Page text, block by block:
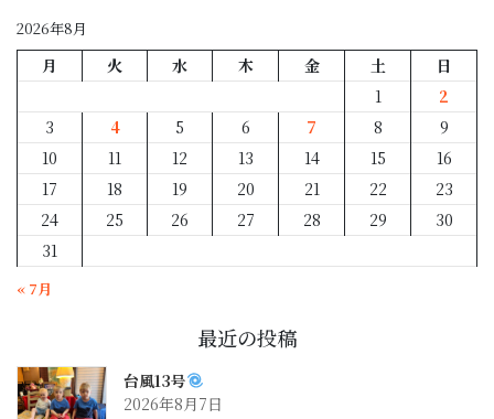
2026年8月
月 火 水 木 金 土
日
1
2
3
4 5 6 7 8
9
10
11 12 13 14 15
16
17
18 19 20 21 22
23
24
25 26 27 28 29
30
31
« 7月
最近の投稿
台風13号
2026年8月7日